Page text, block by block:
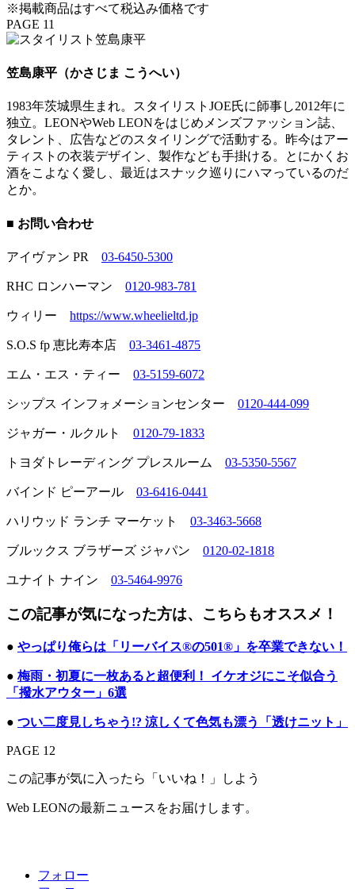
※掲載商品はすべて税込み価格です
PAGE 11
笠島康平（かさじま こうへい）
1983年茨城県生まれ。スタイリストJOE氏に師事し2012年に
独立。LEONやWeb LEONをはじめメンズファッション誌、
タレント、広告などのスタイリングで活動する。昨今はアー
ティストの衣装デザイン、製作なども手掛ける。とにかくお
酒をこよなく愛し、最近はスナック巡りにハマっているのだ
とか。
■ お問い合わせ
アイヴァン PR 03-6450-5300
RHC ロンハーマン 0120-983-781
ウィリー https://www.wheelieltd.jp
S.O.S fp 恵比寿本店 03-3461-4875
エム・エス・ティー 03-5159-6072
シップス インフォメーションセンター 0120-444-099
ジャガー・ルクルト 0120-79-1833
トヨダトレーディング プレスルーム 03-5350-5567
バインド ピーアール 03-6416-0441
ハリウッド ランチ マーケット 03-3463-5668
ブルックス ブラザーズ ジャパン 0120-02-1818
ユナイト ナイン 03-5464-9976
この記事が気になった方は、こちらもオススメ！
● やっぱり俺らは「リーバイス®の501®」を卒業できない！
● 梅雨・初夏に一枚あると超便利！ イケオジにこそ似合う
「撥水アウター」6選
● つい二度見しちゃう!? 涼しくて色気も漂う「透けニット」
PAGE 12
この記事が気に入ったら「いいね！」しよう
Web LEONの最新ニュースをお届けします。
フォロー